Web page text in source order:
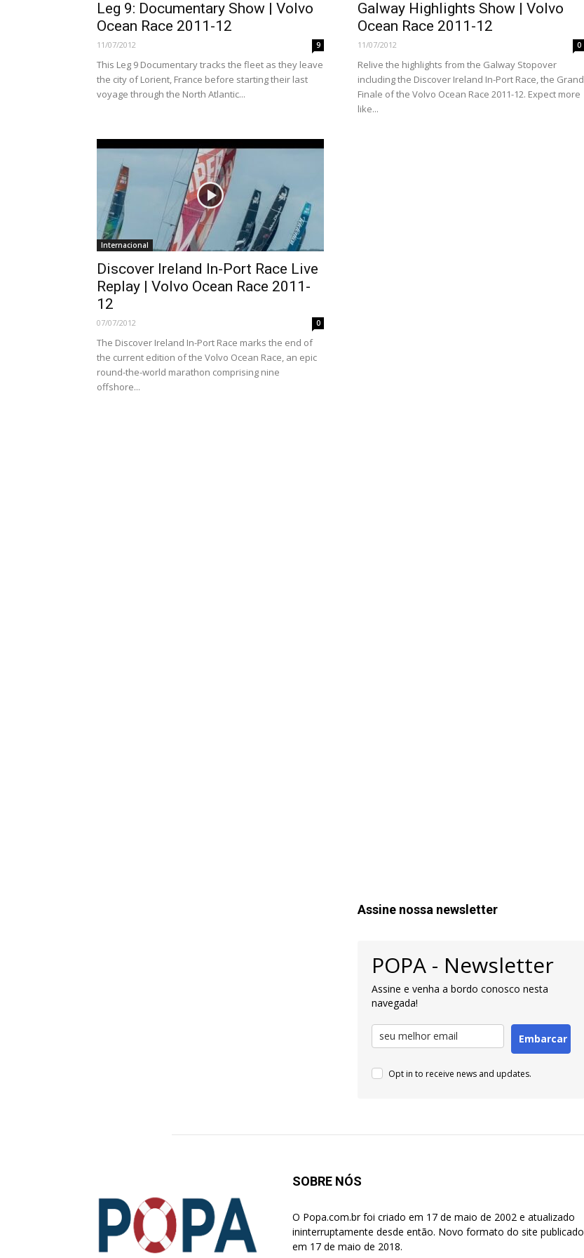
Leg 9: Documentary Show | Volvo
Ocean Race 2011-12
11/07/2012 9
This Leg 9 Documentary tracks the fleet as they leave
the city of Lorient, France before starting their last
voyage through the North Atlantic...
Galway Highlights Show | Volvo
Ocean Race 2011-12
11/07/2012 0
Relive the highlights from the Galway Stopover
including the Discover Ireland In-Port Race, the Grand
Finale of the Volvo Ocean Race 2011-12. Expect more
like...
Internacional
Discover Ireland In-Port Race Live
Replay | Volvo Ocean Race 2011-
12
07/07/2012 0
The Discover Ireland In-Port Race marks the end of
the current edition of the Volvo Ocean Race, an epic
round-the-world marathon comprising nine
offshore...
Assine nossa newsletter
POPA - Newsletter
Assine e venha a bordo conosco nesta
navegada!
Embarcar
Opt in to receive news and updates.
SOBRE NÓS
O Popa.com.br foi criado em 17 de maio de 2002 e atualizado
ininterruptamente desde então. Novo formato do site publicado
em 17 de maio de 2018.